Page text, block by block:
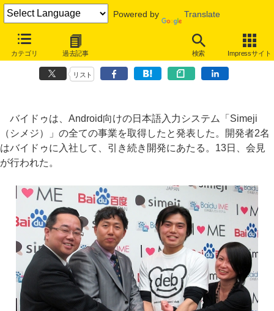
Powered by Translate
カテゴリ 過去記事 検索 Impressサイト
Android向け日本語入力システム「Simeji」をバイドゥが取得
クラウド入力と連携
リスト
バイドゥは、Android向けの日本語入力システム「Simeji
（シメジ）」の全ての事業を取得したと発表した。開発者2名
はバイドゥに入社して、引き続き開発にあたる。13日、会見
が行われた。